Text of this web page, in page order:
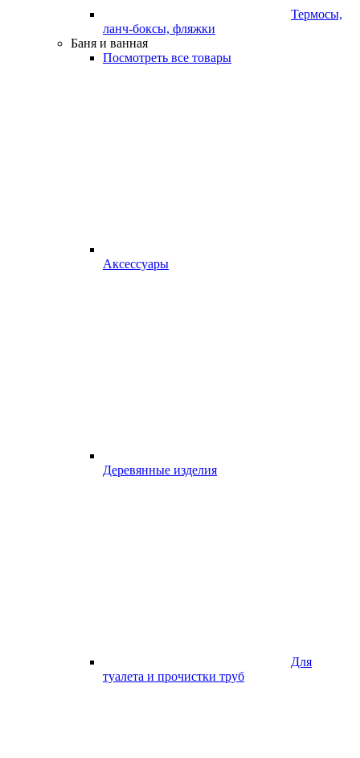
Термосы,
ланч-боксы, фляжки
Баня и ванная
Посмотреть все товары
Аксессуары
Деревянные изделия
Для
туалета и прочистки труб